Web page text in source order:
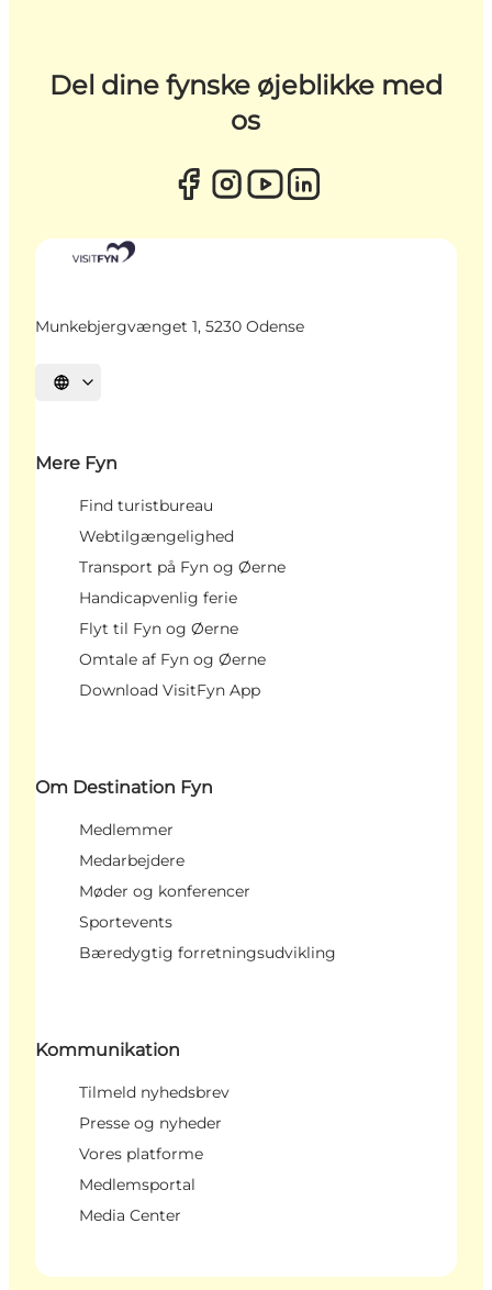
Del dine fynske øjeblikke med
os
Munkebjergvænget 1, 5230 Odense
Vælg sprog
Mere Fyn
Find turistbureau
Webtilgængelighed
Transport på Fyn og Øerne
Handicapvenlig ferie
Flyt til Fyn og Øerne
Omtale af Fyn og Øerne
Download VisitFyn App
Om Destination Fyn
Medlemmer
Medarbejdere
Møder og konferencer
Sportevents
Bæredygtig forretningsudvikling
Kommunikation
Tilmeld nyhedsbrev
Presse og nyheder
Vores platforme
Medlemsportal
Media Center